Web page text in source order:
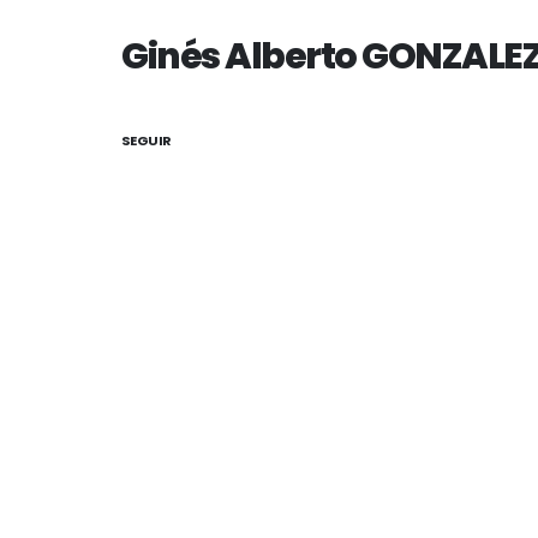
Ginés Alberto
SEGUIR